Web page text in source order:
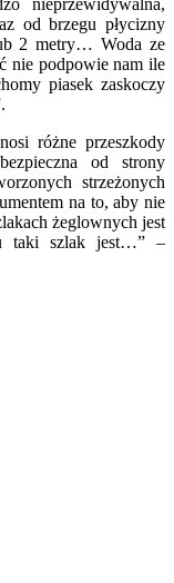
od brzegu płycizny
2 metry… Woda ze
nie podpowie nam ile
piasek zaskoczy
różne przeszkody
od strony
strzeżonych
na to, aby nie
żeglownych jest
taki szlak jest…” –